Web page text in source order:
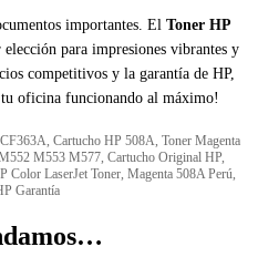
importantes. El Toner HP
elección para impresiones vibrantes y
competitivos y la garantía de HP,
oficina funcionando al máximo!
Cartucho HP 508A, Toner Magenta
M553 M577, Cartucho Original HP,
LaserJet Toner, Magenta 508A Perú,
Garantía